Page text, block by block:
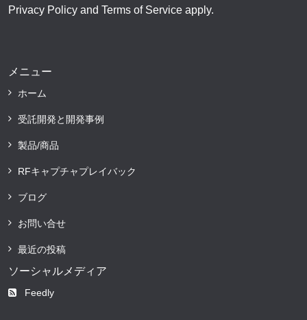
Privacy Policy and Terms of Service apply.
メニュー
ホーム
受託開発と開発事例
製品/商品
RFキャプチャプレイバック
ブログ
お問い合せ
最近の投稿
ソーシャルメディア
Feedly